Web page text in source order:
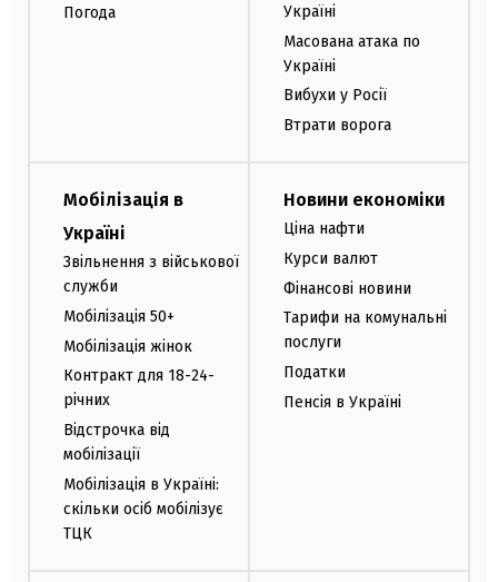
Погода
Україні
Масована атака по
Україні
Вибухи у Росії
Втрати ворога
Мобілізація в
Україні
Звільнення з військової
служби
Мобілізація 50+
Мобілізація жінок
Контракт для 18-24-
річних
Відстрочка від
мобілізації
Мобілізація в Україні:
скільки осіб мобілізує
ТЦК
Новини економіки
Ціна нафти
Курси валют
Фінансові новини
Тарифи на комунальні
послуги
Податки
Пенсія в Україні